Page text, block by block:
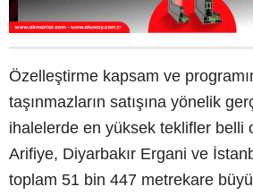
Özelleştirme kapsam ve
taşınmazların satışına yönelik
ihalelerde en yüksek teklifler belli
Arifiye, Diyarbakır Ergani ve
toplam 51 bin 447 metrekare